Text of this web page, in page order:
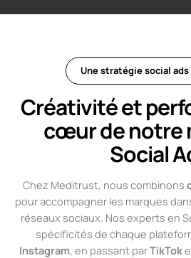
Une stratégie social
Créativité et
cœur de notre
Social
Chez Meditrust, nous combinons
pour accompagner les marques
réseaux sociaux. Nos experts en
spécificités de chaque
Instagram, en passant parTikTok